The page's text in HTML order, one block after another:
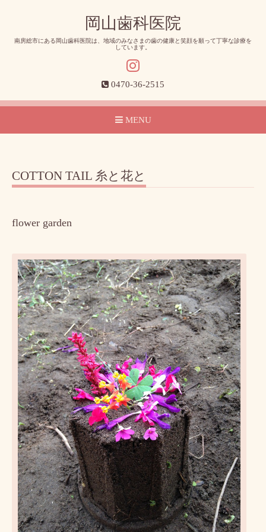
岡山歯科医院
南房総市にある岡山歯科医院は、地域のみなさまの歯の健康と笑顔を願って丁寧な診療を
しています。
0470-36-2515
MENU
COTTON TAIL 糸と花と
flower garden